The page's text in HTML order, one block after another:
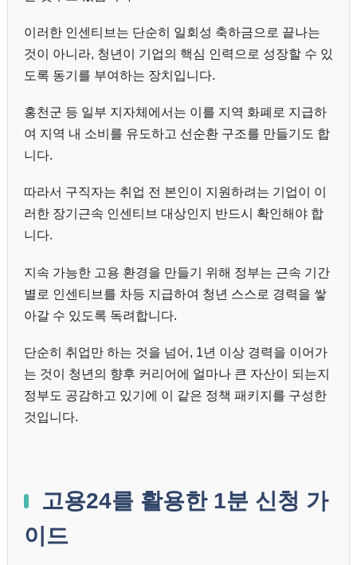
이러한 인센티브는 단순히 일회성 축하금으로 끝나는
것이 아니라, 청년이 기업의 핵심 인력으로 성장할 수 있
도록 동기를 부여하는 장치입니다.
홍천군 등 일부 지자체에서는 이를 지역 화폐로 지급하
여 지역 내 소비를 유도하고 선순환 구조를 만들기도 합
니다.
따라서 구직자는 취업 전 본인이 지원하려는 기업이 이
러한 장기근속 인센티브 대상인지 반드시 확인해야 합
니다.
지속 가능한 고용 환경을 만들기 위해 정부는 근속 기간
별로 인센티브를 차등 지급하여 청년 스스로 경력을 쌓
아갈 수 있도록 독려합니다.
단순히 취업만 하는 것을 넘어, 1년 이상 경력을 이어가
는 것이 청년의 향후 커리어에 얼마나 큰 자산이 되는지
정부도 공감하고 있기에 이 같은 정책 패키지를 구성한
것입니다.
고용24를 활용한 1분 신청 가
이드